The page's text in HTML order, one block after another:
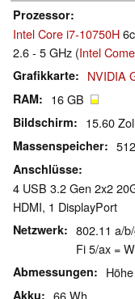
Prozessor
Intel Core i7-10750H
2.6 - 5 GHz (Intel
Grafikkarte NVIDIA
RAM 16 GB
Bildschirm 15.60
Massenspeicher
Anschlüsse
4 USB 3.2 Gen 2x2
HDMI, 1 DisplayPort
Netzwerk
802.11 a/
Fi 5/ax =
Abmessungen
Akku 66 Wh